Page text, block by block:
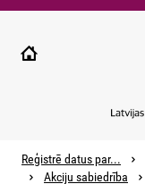
Pārlekt
galveno
Reģistrē datus par...
Akciju sabiedrība